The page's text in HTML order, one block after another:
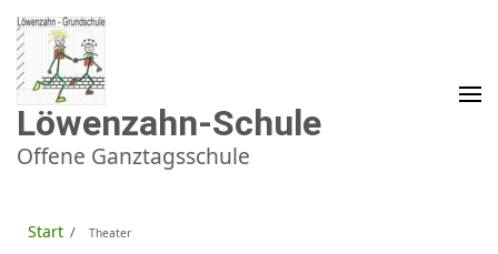
Zum
Inhalt
springen
(Enter
drücken)
Löwenzahn-Schule
Offene Ganztagsschule
Start / Theater